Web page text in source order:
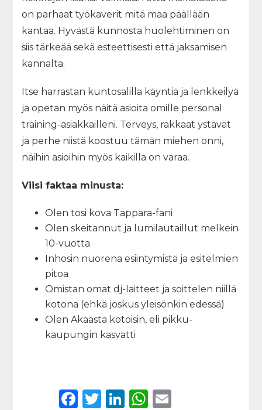
on parhaat työkaverit mitä maa päällään
kantaa. Hyvästä kunnosta huolehtiminen on
siis tärkeää sekä esteettisesti että jaksamisen
kannalta.
Itse harrastan kuntosalilla käyntiä ja lenkkeilyä
ja opetan myös näitä asioita omille personal
training-asiakkailleni. Terveys, rakkaat ystävät
ja perhe niistä koostuu tämän miehen onni,
näihin asioihin myös kaikilla on varaa.
Viisi faktaa minusta:
Olen tosi kova Tappara-fani
Olen skeitannut ja lumilautaillut melkein
10-vuotta
Inhosin nuorena esiintymistä ja esitelmien
pitoa
Omistan omat dj-laitteet ja soittelen niillä
kotona (ehkä joskus yleisönkin edessä)
Olen Akaasta kotoisin, eli pikku-
kaupungin kasvatti
F
T
Li W